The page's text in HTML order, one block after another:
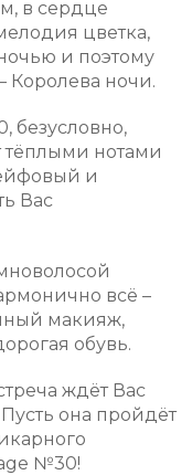
в сердце
цветка,
и поэтому
Королева ночи.
безусловно,
тёплыми нотами
и
Вас
всё –
макияж,
обувь.
ждёт Вас
она пройдёт
№30!